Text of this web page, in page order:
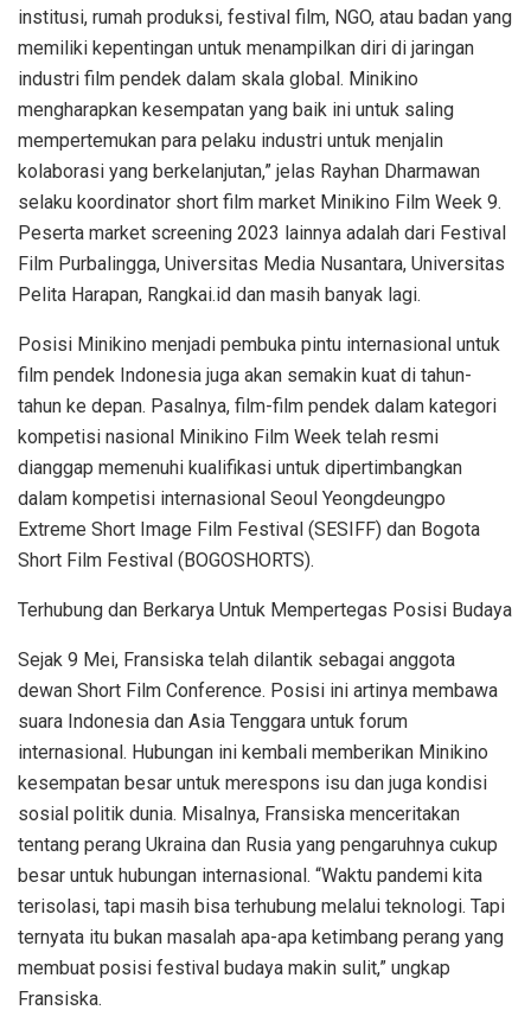
institusi, rumah produksi, festival film, NGO, atau badan yang
memiliki kepentingan untuk menampilkan diri di jaringan
industri film pendek dalam skala global. Minikino
mengharapkan kesempatan yang baik ini untuk saling
mempertemukan para pelaku industri untuk menjalin
kolaborasi yang berkelanjutan,” jelas Rayhan Dharmawan
selaku koordinator short film market Minikino Film Week 9.
Peserta market screening 2023 lainnya adalah dari Festival
Film Purbalingga, Universitas Media Nusantara, Universitas
Pelita Harapan, Rangkai.id dan masih banyak lagi.
Posisi Minikino menjadi pembuka pintu internasional untuk
film pendek Indonesia juga akan semakin kuat di tahun-
tahun ke depan. Pasalnya, film-film pendek dalam kategori
kompetisi nasional Minikino Film Week telah resmi
dianggap memenuhi kualifikasi untuk dipertimbangkan
dalam kompetisi internasional Seoul Yeongdeungpo
Extreme Short Image Film Festival (SESIFF) dan Bogota
Short Film Festival (BOGOSHORTS).
Terhubung dan Berkarya Untuk Mempertegas Posisi Budaya
Sejak 9 Mei, Fransiska telah dilantik sebagai anggota
dewan Short Film Conference. Posisi ini artinya membawa
suara Indonesia dan Asia Tenggara untuk forum
internasional. Hubungan ini kembali memberikan Minikino
kesempatan besar untuk merespons isu dan juga kondisi
sosial politik dunia. Misalnya, Fransiska menceritakan
tentang perang Ukraina dan Rusia yang pengaruhnya cukup
besar untuk hubungan internasional. “Waktu pandemi kita
terisolasi, tapi masih bisa terhubung melalui teknologi. Tapi
ternyata itu bukan masalah apa-apa ketimbang perang yang
membuat posisi festival budaya makin sulit,” ungkap
Fransiska.